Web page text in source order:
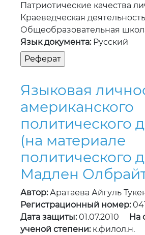
Патриотические качества
Краеведческая
Общеобразовательная
Язык документа:Русский
Языковая
американского
политического
(на материале
политического
Мадлен
Автор:Аратаева Айгуль
Регистрационный номер:
Дата защиты:01.07.2010
На
ученой степени:к.филол.н.